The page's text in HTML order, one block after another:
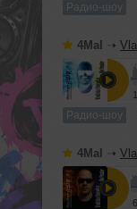
Радио-шоу
4Mal ➝
Радио-шоу
4Mal ➝